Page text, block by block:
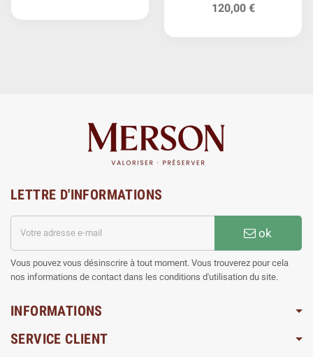
en Relief
120,00 €
LETTRE D'INFORMATIONS
ok
Vous pouvez vous désinscrire à tout moment. Vous trouverez pour cela
nos informations de contact dans les conditions d'utilisation du site.
INFORMATIONS
SERVICE CLIENT